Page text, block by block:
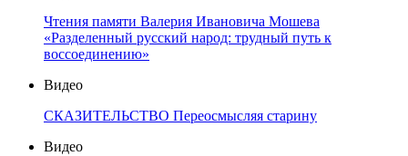
Чтения памяти Валерия Ивановича Мошева
«Разделенный русский народ: трудный путь к
воссоединению»
Видео
СКАЗИТЕЛЬСТВО Переосмысляя старину
Видео